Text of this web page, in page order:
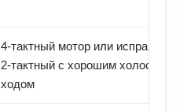
4-тактный мотор или исправный
2-тактный с хорошим холостым
ходом